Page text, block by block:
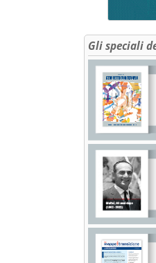
Gli speciali